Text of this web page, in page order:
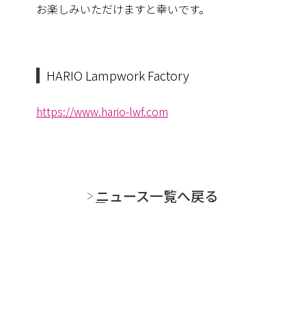
お楽しみいただけますと幸いです。
HARIO Lampwork Factory
https://www.hario-lwf.com
ニュース一覧へ戻る